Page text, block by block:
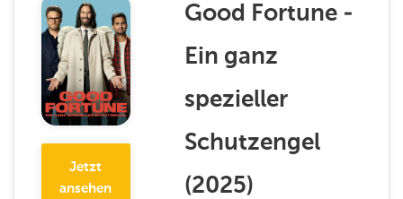
Jetzt
ansehen
Good Fortune -
Ein ganz
spezieller
Schutzengel
(2025)